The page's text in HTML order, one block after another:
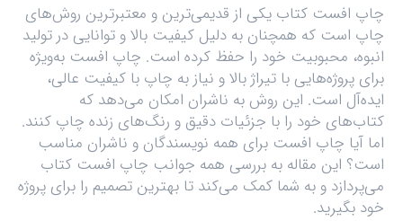
چاپ افست کتاب یکی از قدیمی‌ترین و معتبرترین روش‌های
چاپ است که همچنان به دلیل کیفیت بالا و توانایی در تولید
انبوه، محبوبیت خود را حفظ کرده است. چاپ افست به‌ویژه
برای پروژه‌هایی با تیراژ بالا و نیاز به چاپ با کیفیت عالی،
ایده‌آل است. این روش به ناشران امکان می‌دهد که
کتاب‌های خود را با جزئیات دقیق و رنگ‌های زنده چاپ کنند.
اما آیا چاپ افست برای همه نویسندگان و ناشران مناسب
است؟ این مقاله به بررسی همه جوانب چاپ افست کتاب
می‌پردازد و به شما کمک می‌کند تا بهترین تصمیم را برای پروژه
خود بگیرید.